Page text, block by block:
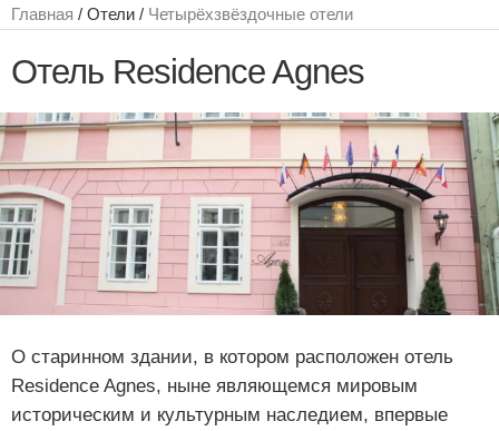
Главная / Отели / Четырёхзвёздочные отели
Отель Residence Agnes
О старинном здании, в котором расположен отель
Residence Agnes, ныне являющемся мировым
историческим и культурным наследием, впервые